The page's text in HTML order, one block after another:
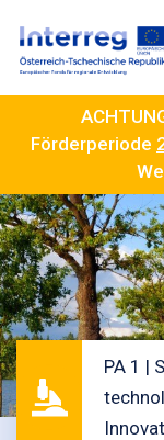
Förderperiode
PA 1 |